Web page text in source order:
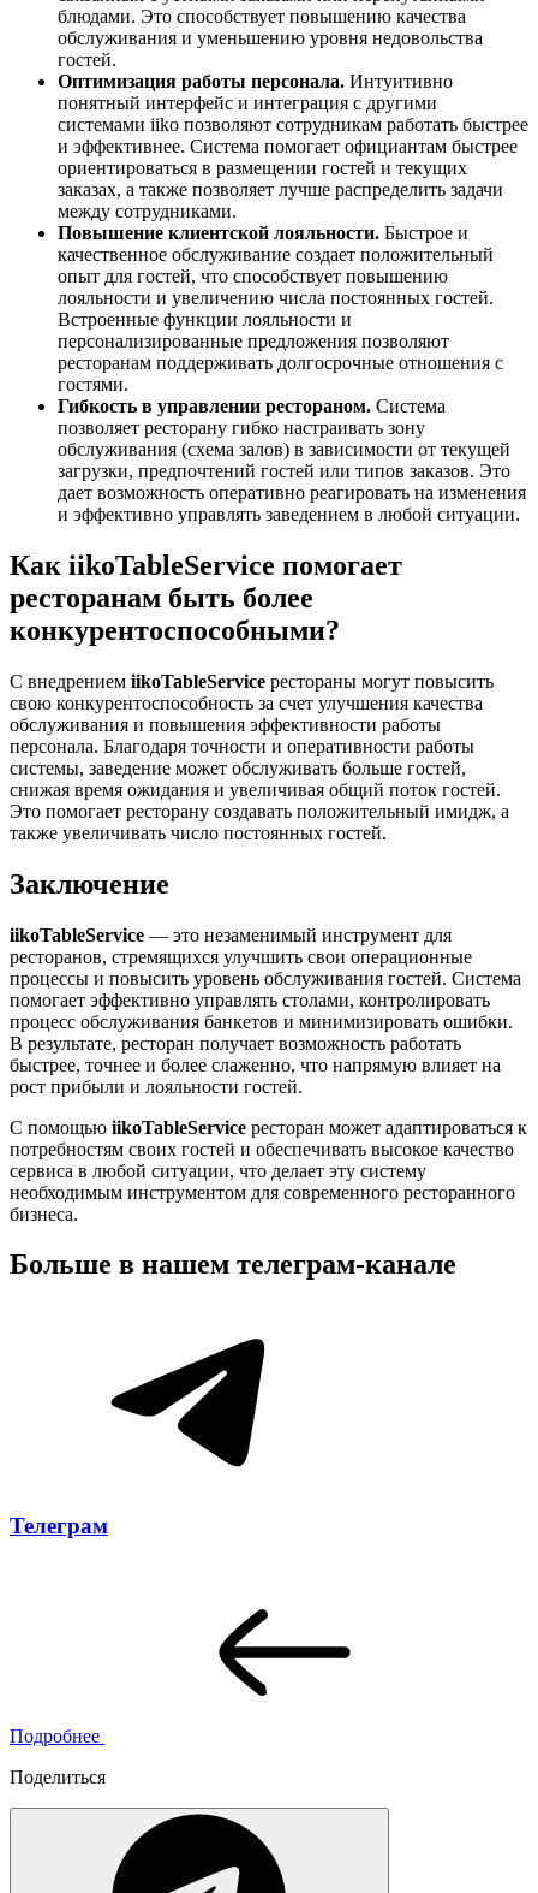
блюдами. Это способствует повышению качества
обслуживания и уменьшению уровня недовольства
гостей.
Оптимизация работы персонала. Интуитивно
понятный интерфейс и интеграция с другими
системами iiko позволяют сотрудникам работать быстрее
и эффективнее. Система помогает официантам быстрее
ориентироваться в размещении гостей и текущих
заказах, а также позволяет лучше распределить задачи
между сотрудниками.
Повышение клиентской лояльности. Быстрое и
качественное обслуживание создает положительный
опыт для гостей, что способствует повышению
лояльности и увеличению числа постоянных гостей.
Встроенные функции лояльности и
персонализированные предложения позволяют
ресторанам поддерживать долгосрочные отношения с
гостями.
Гибкость в управлении рестораном. Система
позволяет ресторану гибко настраивать зону
обслуживания (схема залов) в зависимости от текущей
загрузки, предпочтений гостей или типов заказов. Это
дает возможность оперативно реагировать на изменения
и эффективно управлять заведением в любой ситуации.
Как iikoTableService помогает
ресторанам быть более
конкурентоспособными?
С внедрением iikoTableService рестораны могут повысить
свою конкурентоспособность за счет улучшения качества
обслуживания и повышения эффективности работы
персонала. Благодаря точности и оперативности работы
системы, заведение может обслуживать больше гостей,
снижая время ожидания и увеличивая общий поток гостей.
Это помогает ресторану создавать положительный имидж, а
также увеличивать число постоянных гостей.
Заключение
iikoTableService — это незаменимый инструмент для
ресторанов, стремящихся улучшить свои операционные
процессы и повысить уровень обслуживания гостей. Система
помогает эффективно управлять столами, контролировать
процесс обслуживания банкетов и минимизировать ошибки.
В результате, ресторан получает возможность работать
быстрее, точнее и более слаженно, что напрямую влияет на
рост прибыли и лояльности гостей.
С помощью iikoTableService ресторан может адаптироваться к
потребностям своих гостей и обеспечивать высокое качество
сервиса в любой ситуации, что делает эту систему
необходимым инструментом для современного ресторанного
бизнеса.
Больше в нашем телеграм-канале
Телеграм
Подробнее
Поделиться